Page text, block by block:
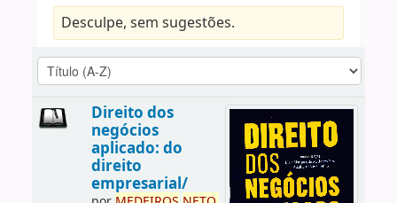
Desculpe, sem sugestões.
Direito dos
negócios
aplicado: do
direito
empresarial/